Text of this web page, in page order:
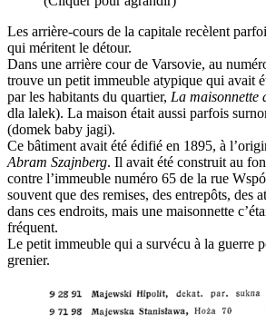
Les arrière-cours de la capitale recèlent
qui méritent le détour.
Dans une arrière cour de Varsovie, au
trouve un petit immeuble atypique qui avait
par les habitants du quartier, La maisonnette
dla lalek). La maison était aussi parfois
(domek baby jagi).
Ce bâtiment avait été édifié en 1895, à
Abram Szajnberg. Il avait été construit au
contre l’immeuble numéro 65 de la rue
souvent que des remises, des entrepôts, des
dans ces endroits, mais une maisonnette
fréquent.
Le petit immeuble qui a survécu à la guerre
grenier.